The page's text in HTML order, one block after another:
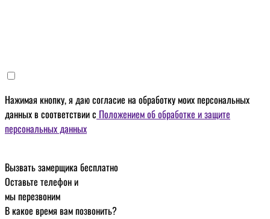
Нажимая кнопку, я даюсогласие на обработку моих персональных
данныхв соответствии с Положением об обработке и защите
персональных данных
Вызвать замерщика бесплатно
Оставьте телефон и
мы перезвоним
В какое время вам позвонить?